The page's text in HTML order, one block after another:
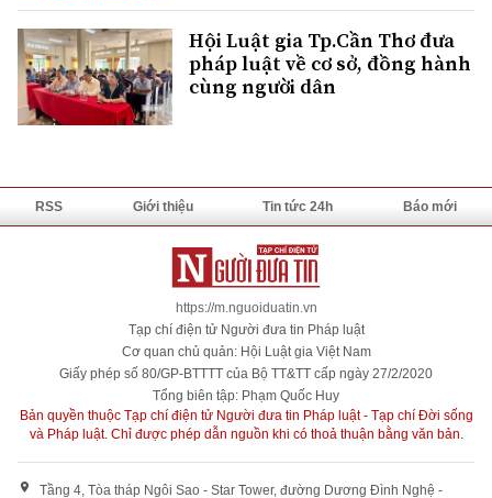
Hội Luật gia Tp.Cần Thơ đưa
pháp luật về cơ sở, đồng hành
cùng người dân
RSS Giới thiệu Tin tức 24h Báo mới
https://m.nguoiduatin.vn
Tạp chí điện tử Người đưa tin Pháp luật
Cơ quan chủ quản: Hội Luật gia Việt Nam
Giấy phép số 80/GP-BTTTT của Bộ TT&TT cấp ngày 27/2/2020
Tổng biên tập: Phạm Quốc Huy
Bản quyền thuộc Tạp chí điện tử Người đưa tin Pháp luật - Tạp chí Đời sống
và Pháp luật. Chỉ được phép dẫn nguồn khi có thoả thuận bằng văn bản.
Tầng 4, Tòa tháp Ngôi Sao - Star Tower, đường Dương Đình Nghệ -